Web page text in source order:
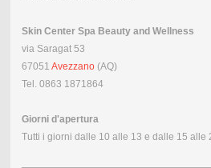
Skin Center Spa Beauty and Wellness
via Saragat 53
67051 Avezzano(AQ)
Tel. 0863 1871864
Giorni d'apertura
Tutti i giorni dalle 10 alle 13 e dalle 15 alle